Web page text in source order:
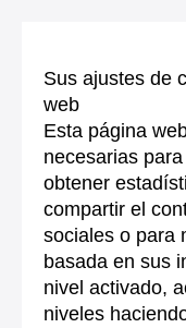
Sus ajustes de
web
Esta página
necesarias
obtener
compartir el
sociales o para
basada en sus
nivel activado,
niveles